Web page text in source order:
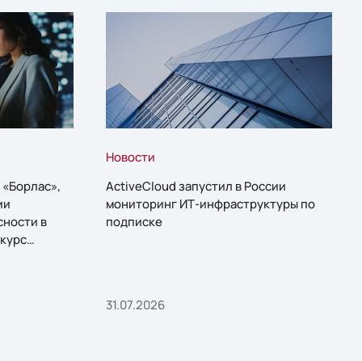
в
Новости
ActiveCloud запустил в России
мониторинг ИТ-инфраструктуры по
подписке
31.07.2026